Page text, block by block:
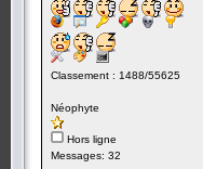
Classement : 1488/55625
Néophyte
Hors ligne
Messages: 32